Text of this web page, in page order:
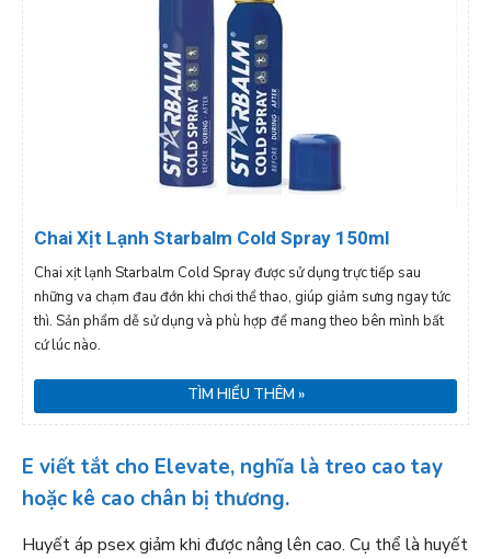
Chai Xịt Lạnh Starbalm Cold Spray 150ml
Chai xịt lạnh Starbalm Cold Spray được sử dụng trực tiếp sau
những va chạm đau đớn khi chơi thể thao, giúp giảm sưng ngay tức
thì. Sản phẩm dễ sử dụng và phù hợp để mang theo bên mình bất
cứ lúc nào.
TÌM HIỂU THÊM »
E viết tắt cho Elevate, nghĩa là treo cao tay
hoặc kê cao chân bị thương.
Huyết áp psex giảm khi được nâng lên cao. Cụ thể là huyết